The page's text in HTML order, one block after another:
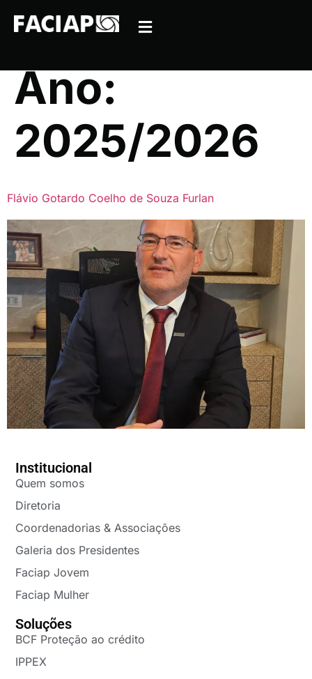
Ano:
2025/2026
Flávio Gotardo Coelho de Souza Furlan
Institucional
Quem somos
Diretoria
Coordenadorias & Associações
Galeria dos Presidentes
Faciap Jovem
Faciap Mulher
Soluções
BCF Proteção ao crédito
IPPEX